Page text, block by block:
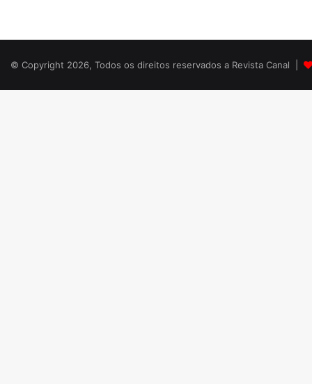
© Copyright 2026, Todos os direitos reservados a Revista Canal |